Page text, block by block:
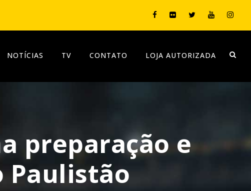
NOTÍCIAS TV CONTATO LOJA AUTORIZADA
preparação e
Paulistão